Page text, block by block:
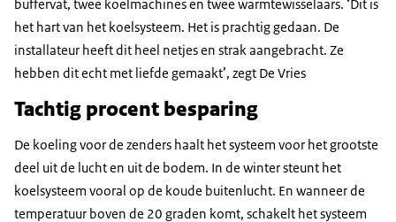
buffervat, twee koelmachines en twee warmtewisselaars. ‘Dit is
het hart van het koelsysteem. Het is prachtig gedaan. De
installateur heeft dit heel netjes en strak aangebracht. Ze
hebben dit echt met liefde gemaakt’, zegt De Vries
Tachtig procent besparing
De koeling voor de zenders haalt het systeem voor het grootste
deel uit de lucht en uit de bodem. In de winter steunt het
koelsysteem vooral op de koude buitenlucht. En wanneer de
temperatuur boven de 20 graden komt, schakelt het systeem